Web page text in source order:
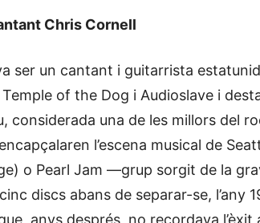
Chris Cornell
ser un cantant i guitarrista
of the Dog i Audioslave i
considerada una de les millors del
l’escena musical de
o Pearl Jam —grup sorgit de la
discs abans de separar-se, l’any
anys després, no recordava l’èxit